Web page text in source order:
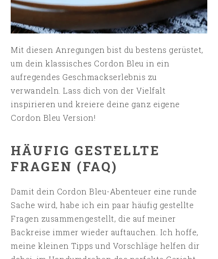
Mit diesen Anregungen bist du bestens gerüstet,
um dein klassisches Cordon Bleu in ein
aufregendes Geschmackserlebnis zu
verwandeln. Lass dich von der Vielfalt
inspirieren und kreiere deine ganz eigene
Cordon Bleu Version!
HÄUFIG GESTELLTE
FRAGEN (FAQ)
Damit dein Cordon Bleu-Abenteuer eine runde
Sache wird, habe ich ein paar häufig gestellte
Fragen zusammengestellt, die auf meiner
Backreise immer wieder auftauchen. Ich hoffe,
meine kleinen Tipps und Vorschläge helfen dir